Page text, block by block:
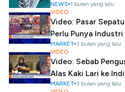
NEWS 1 bulan yang lalu
VIDEO
Video: Pasar
Perlu Punya Industri
MARKET 3 bulan yang lalu
VIDEO
Video: Sebab
Alas Kaki Lari ke
MARKET 3 bulan yang lalu